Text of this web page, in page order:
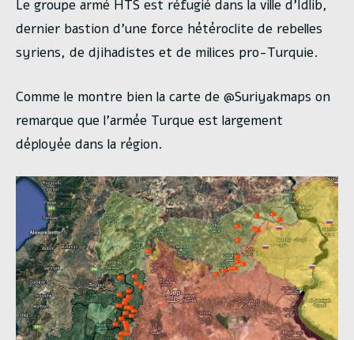
Le groupe armé HTS est réfugié dans la ville d’Idlib,
dernier bastion d’une force hétéroclite de rebelles
syriens, de djihadistes et de milices pro-Turquie.
Comme le montre bien la carte de @Suriyakmaps on
remarque que l’armée Turque est largement
déployée dans la région.